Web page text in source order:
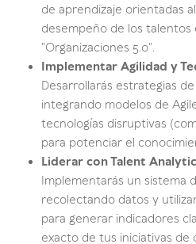
de aprendizaje orientadas
desempeño de los talentos
"Organizaciones 5.0".
Implementar Agilidad y
Desarrollarás estrategias
integrando modelos de
tecnologías disruptivas
para potenciar el
Liderar con Talent
Implementarás un sistema
recolectando datos y
para generar indicadores
exacto de tus iniciativas de